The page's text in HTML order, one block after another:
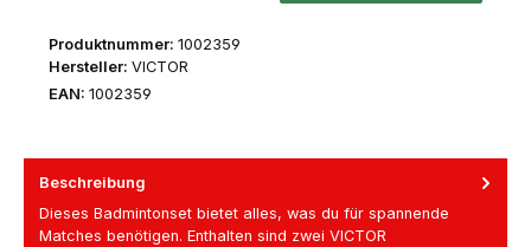
Produktnummer: 1002359
Hersteller: VICTOR
EAN: 1002359
Beschreibung
Dieses Badmintonset bietet alles, was du für spannende
Matches benötigen. Enthalten sind zwei VICTOR